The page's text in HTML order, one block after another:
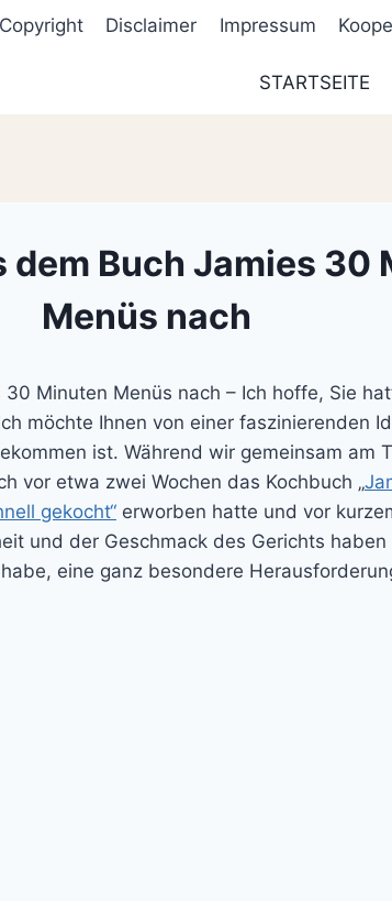
Copyright Disclaimer Impressum
STARTSEITE
dem Buch Jamies 30
Menüs nach
Minuten Menüs nach – Ich hoffe, Sie
möchte Ihnen von einer faszinierenden
ist. Während wir gemeinsam am
vor etwa zwei Wochen das Kochbuch „
gekocht“ erworben hatte und vor
und der Geschmack des Gerichts
eine ganz besondere